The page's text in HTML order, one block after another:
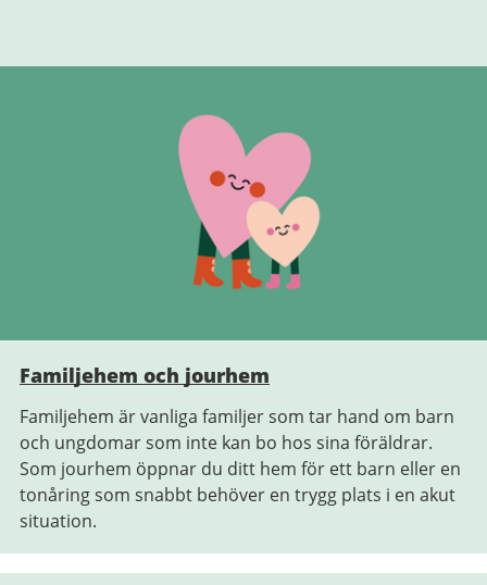
Familjehem och jourhem
Familjehem är vanliga familjer som tar hand om barn
och ungdomar som inte kan bo hos sina föräldrar.
Som jourhem öppnar du ditt hem för ett barn eller en
tonåring som snabbt behöver en trygg plats i en akut
situation.